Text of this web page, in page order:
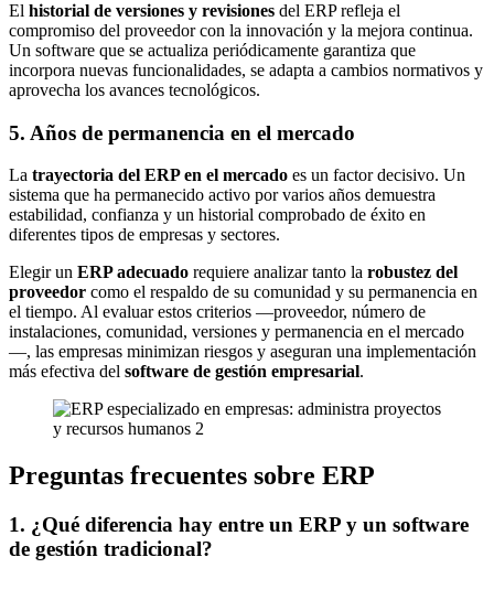
El historial de versiones y revisiones del ERP refleja el
compromiso del proveedor con la innovación y la mejora continua.
Un software que se actualiza periódicamente garantiza que
incorpora nuevas funcionalidades, se adapta a cambios normativos y
aprovecha los avances tecnológicos.
5. Años de permanencia en el mercado
La trayectoria del ERP en el mercado es un factor decisivo. Un
sistema que ha permanecido activo por varios años demuestra
estabilidad, confianza y un historial comprobado de éxito en
diferentes tipos de empresas y sectores.
Elegir un ERP adecuado requiere analizar tanto la robustez del
proveedor como el respaldo de su comunidad y su permanencia en
el tiempo. Al evaluar estos criterios —proveedor, número de
instalaciones, comunidad, versiones y permanencia en el mercado
—, las empresas minimizan riesgos y aseguran una implementación
más efectiva del software de gestión empresarial.
Preguntas frecuentes sobre ERP
1. ¿Qué diferencia hay entre un ERP y un software
de gestión tradicional?